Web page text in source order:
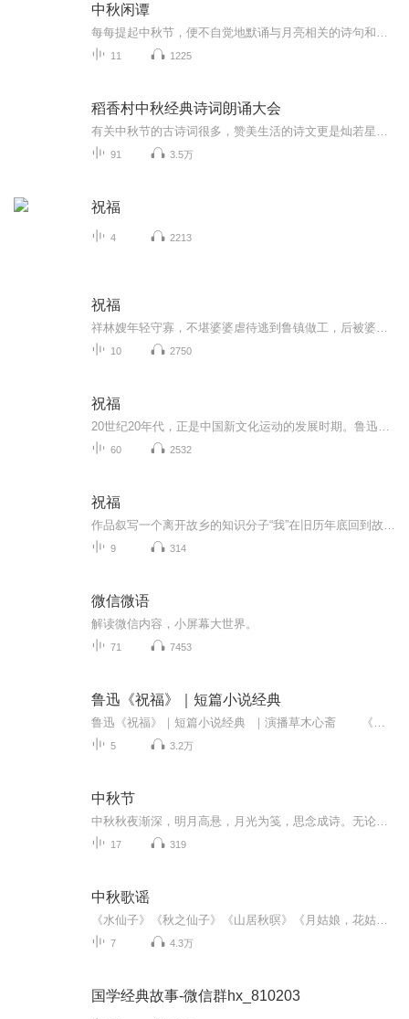
中秋闲谭
11 1225
稻香村中秋经典诗词朗诵大会
91 3.5万
祝福
4 2213
祝福
10 2750
祝福
60 2532
祝福
9 314
微信微语
解读微信内容，小屏幕大世界。
71 7453
鲁迅《祝福》｜短篇小说经典
5 3.2万
中秋节
17 319
中秋歌谣
7 4.3万
国学经典故事-微信群hx_810203